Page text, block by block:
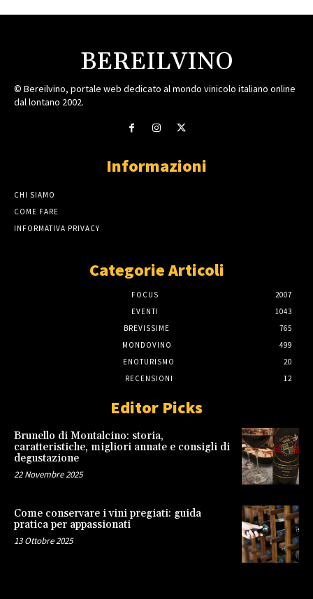
BEREILVINO
© Bereilvino, portale web dedicato al mondo vinicolo italiano online
dal lontano 2002.
Informazioni
CHI SIAMO
COME FARE
INFORMATIVA PRIVACY
Categorie Articoli
FOCUS
2007
EVENTI
1043
BREVISSIME
765
MONDOVINO
499
ENOTURISMO
20
RECENSIONI
12
Editor Picks
Brunello di Montalcino: storia,
caratteristiche, migliori annate e consigli di
degustazione
22 Novembre 2025
Come conservare i vini pregiati: guida
pratica per appassionati
13 Ottobre 2025